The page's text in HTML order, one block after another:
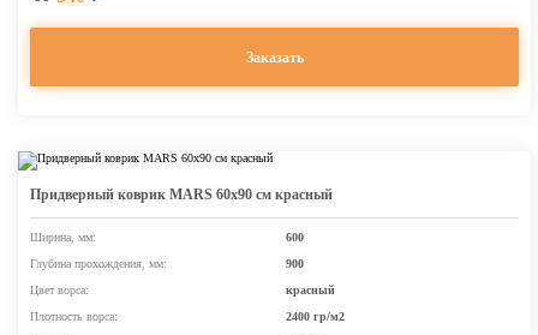
Заказать
Придверный коврик MARS 60х90 см красный
Ширина, мм:
600
Глубина прохождения, мм:
900
Цвет ворса:
красный
Плотность ворса:
2400 гр/м2